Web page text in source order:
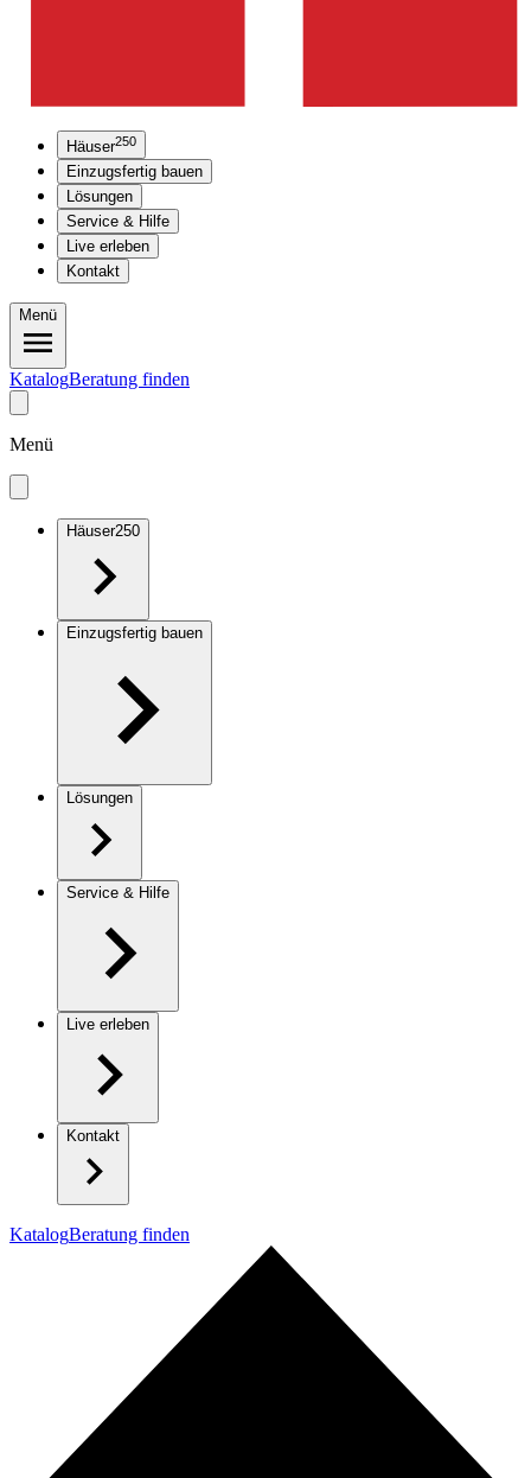
Häuser250
Einzugsfertig bauen
Lösungen
Service & Hilfe
Live erleben
Kontakt
Menü
KatalogBeratung finden
Menü
Häuser250
Einzugsfertig bauen
Lösungen
Service & Hilfe
Live erleben
Kontakt
KatalogBeratung finden